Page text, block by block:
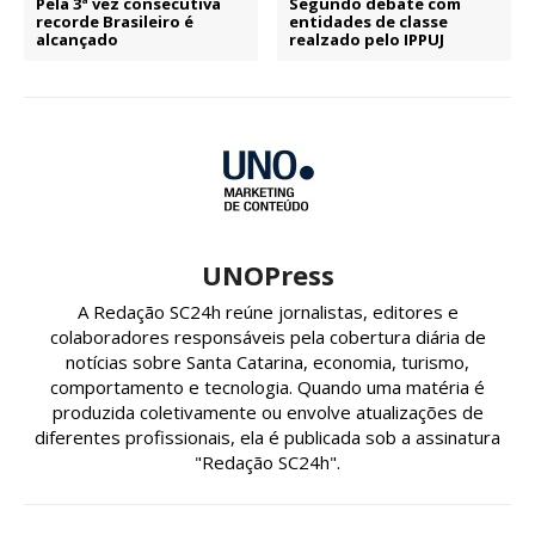
recorde Brasileiro é
alcançado
entidades de classe
realzado pelo IPPUJ
UNOPress
A Redação SC24h reúne jornalistas, editores e
colaboradores responsáveis pela cobertura diária de
notícias sobre Santa Catarina, economia, turismo,
comportamento e tecnologia. Quando uma matéria é
produzida coletivamente ou envolve atualizações de
diferentes profissionais, ela é publicada sob a assinatura
"Redação SC24h".